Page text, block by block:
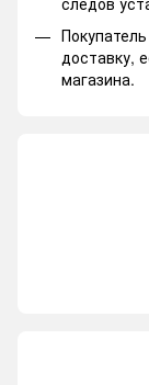
доставку,
магазина.